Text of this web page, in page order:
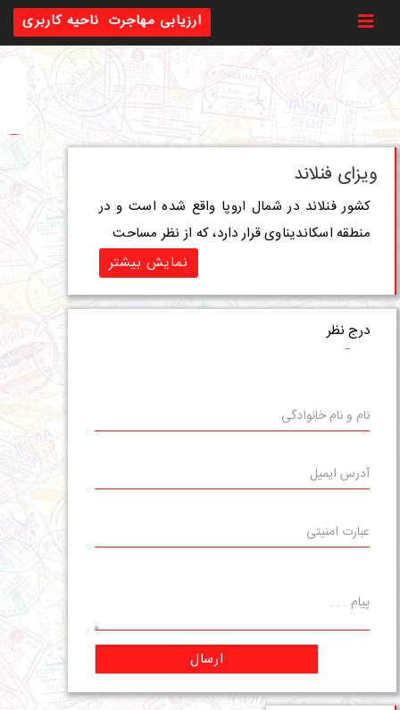
ناحیه کاربری ارزیابی مهاجرت
ویزای فنلاند
کشور فنلاند در شمال اروپا واقع شده است و در
منطقه اسکاندیناوی قرار دارد، که از نظر مساحت
نمایش بیشتر
درج نظر
ارسال